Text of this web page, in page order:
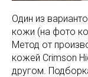
Один из
кожи (на фото
Метод от
кожей Crimson
другом.